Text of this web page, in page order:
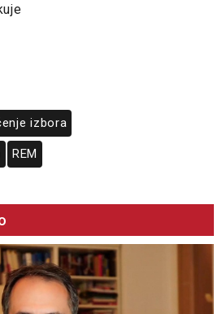
izbora
REM